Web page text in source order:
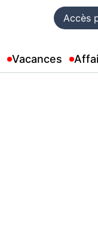
Accès
Vacances